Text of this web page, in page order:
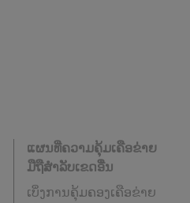
ແຜນທີ່ຄວາມຄຸ້ມເຄືອຂ່າຍ
ມືຖືສໍາລັບເຂດອື່ນ
ເບິ່ງການຄຸ້ມຄອງເຄືອຂ່າຍ